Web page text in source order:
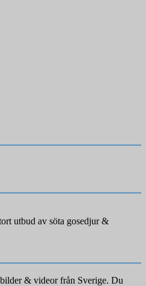
utbud av söta gosedjur &
& videor från Sverige. Du